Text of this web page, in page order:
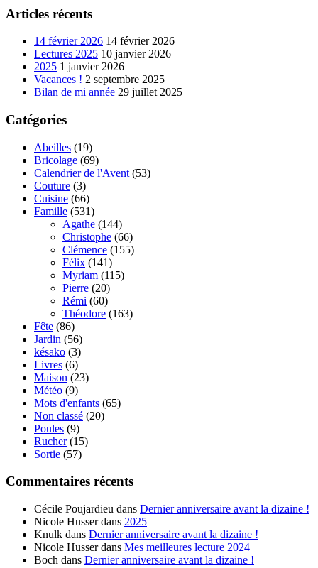
Articles récents
14 février 2026 14 février 2026
Lectures 2025 10 janvier 2026
2025 1 janvier 2026
Vacances ! 2 septembre 2025
Bilan de mi année 29 juillet 2025
Catégories
Abeilles (19)
Bricolage (69)
Calendrier de l'Avent (53)
Couture (3)
Cuisine (66)
Famille (531)
Agathe (144)
Christophe (66)
Clémence (155)
Félix (141)
Myriam (115)
Pierre (20)
Rémi (60)
Théodore (163)
Fête (86)
Jardin (56)
késako (3)
Livres (6)
Maison (23)
Météo (9)
Mots d'enfants (65)
Non classé (20)
Poules (9)
Rucher(15)
Sortie (57)
Commentaires récents
Cécile Poujardieu dans Dernier anniversaire avant la dizaine !
Nicole Husserdans 2025
Knulk dans Dernier anniversaire avant la dizaine !
Nicole Husserdans Mes meilleures lecture 2024
Boch dans Dernier anniversaire avant la dizaine !